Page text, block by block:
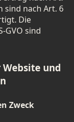
sind nach Art. 6
Die
GVO sind
und
Zweck